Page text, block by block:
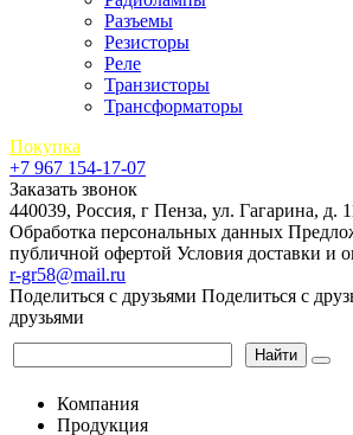
Разъемы
Резисторы
Реле
Транзисторы
Трансформаторы
Покупка
+7 967 154-17-07
Заказать звонок
440039, Россия, г Пенза, ул. Гагарина, д.
Обработка персональных данных
публичной офертой Условия доставки и
r-gr58@mail.ru
Поделиться с друзьями Поделиться с
друзьями
Найти
Компания
Продукция